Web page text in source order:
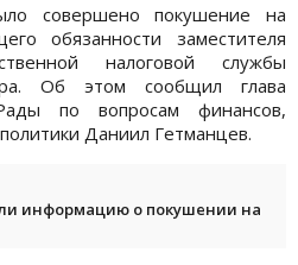
совершено покушение на
обязанности заместителя
налоговой службы
Об этом сообщил глава
по вопросам финансов,
Даниил Гетманцев.
информацию о покушении на